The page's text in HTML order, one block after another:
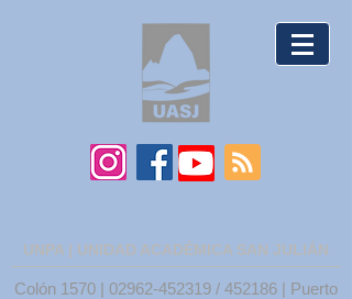
UNPA | UNIDAD ACADÉMICA SAN JULIÁN
Colón 1570 | 02962-452319 / 452186 | Puerto